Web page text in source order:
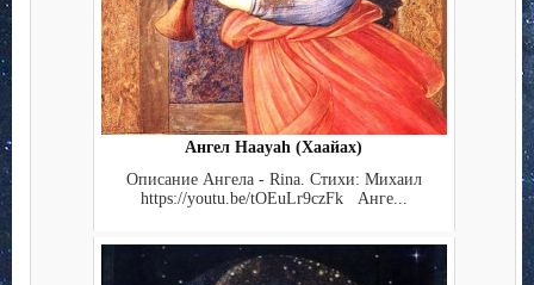
Ангел Haayah (Хаайах)
Описание Ангела - Rina. Стихи: Михаил
https://youtu.be/tOEuLr9czFk Анге...